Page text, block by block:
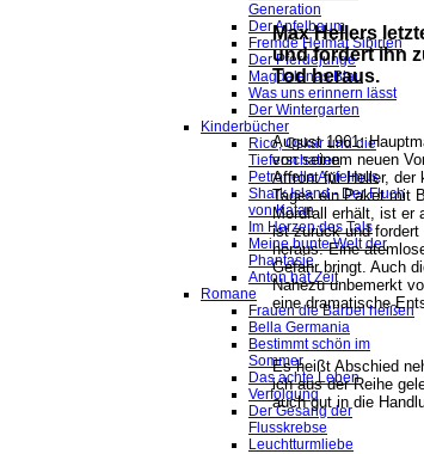
Generation
Der Apfelbaum
Fremde Heimat Sibirien
Der Pferdejunge
Magdalenas Blau
Was uns erinnern lässt
Der Wintergarten
Kinderbücher
Rico, Oskar und die
Tieferschatten
Petronella Apfelmus
Shark Island - Der Fluch
von Katan
Im Herzen des Tals
Meine bunte Welt der
Phantasie
Anton hat Zeit
Romane
Frauen die Bärbel heißen
Bella Germania
Bestimmt schön im
Sommer
Das achte Leben
Verfolgung
Der Gesang der
Flusskrebse
Leuchtturmliebe
Max Hellers
und fordert ihn
Tod heraus.
August 1961:
von seinem neuen
Affront für Heller, der
Tages ein Paket mit
Mordfall erhält, ist er
ist zurück und fordert
heraus. Eine
Gefahr bringt. Auch
Nahezuunbemerkt
eine dramatische
Es heißt Abschied
ich aus der Reihe
auch gut in die